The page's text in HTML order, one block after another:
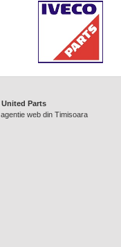
United Parts
agentie web din Timisoara